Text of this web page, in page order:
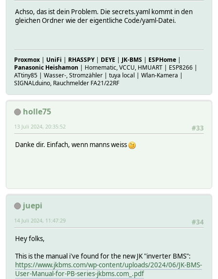
Achso, das ist dein Problem. Die secrets.yaml kommt in den
gleichen Ordner wie der eigentliche Code/yaml-Datei.
Proxmox | UniFi | RHASSPY| DEYE | JK-BMS | ESPHome |
Panasonic Heishamon | Homematic, VCCU, HMUART | ESP8266 |
ATtiny85 | Wasser-, Stromzähler | tuya local | Wlan-Kamera |
SIGNALduino, Rauchmelder FA21/22RF
holle75
#33
13 Juli 2024, 20:35:52
Danke dir. Einfach, wenn manns weiss
juepi
#34
14 Juli 2024, 11:47:29
Hey folks,
This is the manual i've found for the new JK "inverter BMS":
https://www.jkbms.com/wp-content/uploads/2024/06/JK-BMS-
User-Manual-for-PB-series-jkbms.com_.pdf